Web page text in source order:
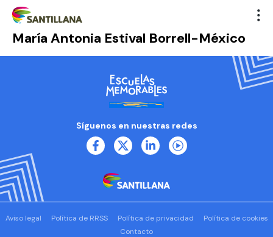
María Antonia Estival Borrell-México
Síguenos en nuestras redes
Aviso legal Política de RRSS Política de privacidad
Política de cookies
Contacto